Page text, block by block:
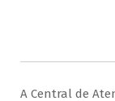
A Central de